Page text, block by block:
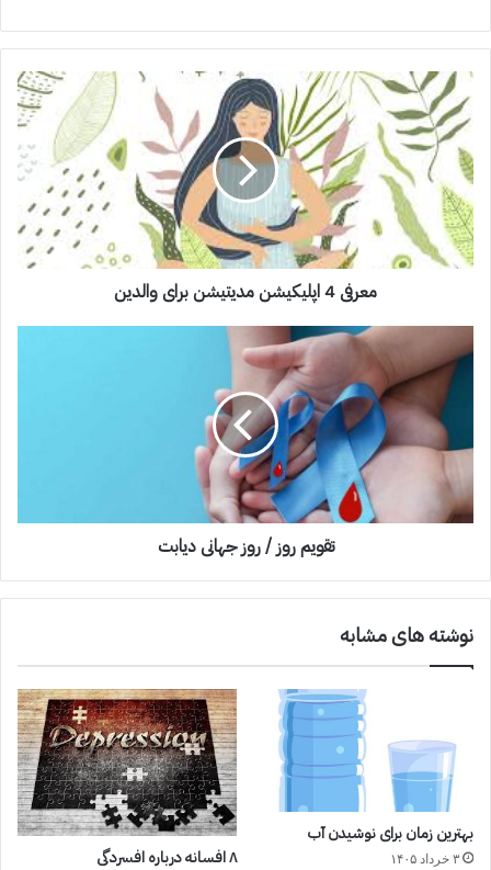
معرفی 4 اپلیکیشن مدیتیشن برای والدین
تقویم روز / روز جهانی دیابت
نوشته های مشابه
بهترین زمان برای نوشیدن آب
۳ خرداد ۱۴۰۵ ۸ افسانه درباره افسردگی